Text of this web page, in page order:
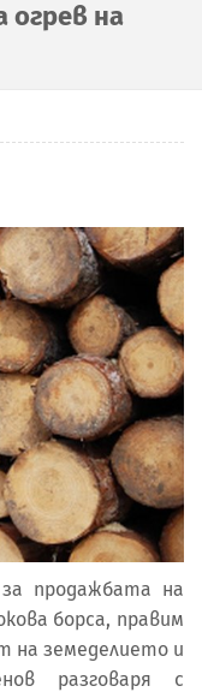
огрев на
продажбата на
борса, правим
на земеделието и
разговаря с